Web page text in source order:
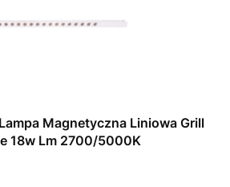
Magnetyczna Liniowa Grill
Biała System Zigbee 18w Lm 2700/5000K